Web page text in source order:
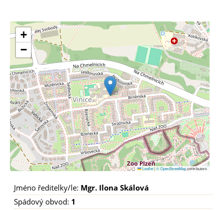
+
−
Leaflet | © OpenStreetMapcontributors
Jméno ředitelky/le: Mgr. Ilona Skálová
Spádový obvod: 1